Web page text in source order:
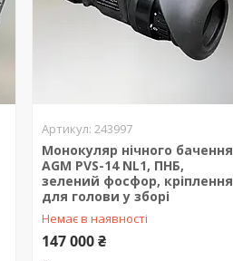
243997
Монокуляр нічного бачення
AGM PVS-14 NL1, ПНБ,
зелений фосфор, кріплення
для голови у зборі
Немає в наявності
147 000 ₴